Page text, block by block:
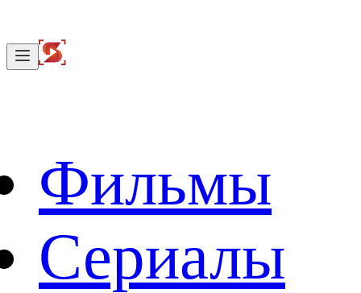
Фильмы
Сериалы